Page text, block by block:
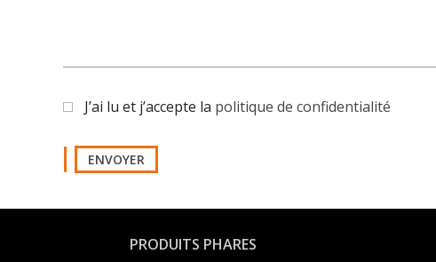
J’ai lu et j’accepte la politique de confidentialité
ENVOYER
PRODUITS PHARES